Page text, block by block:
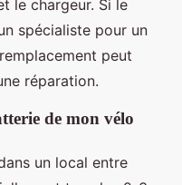
le chargeur. Si le
spécialiste pour un
peut
réparation.
de mon vélo
un local entre